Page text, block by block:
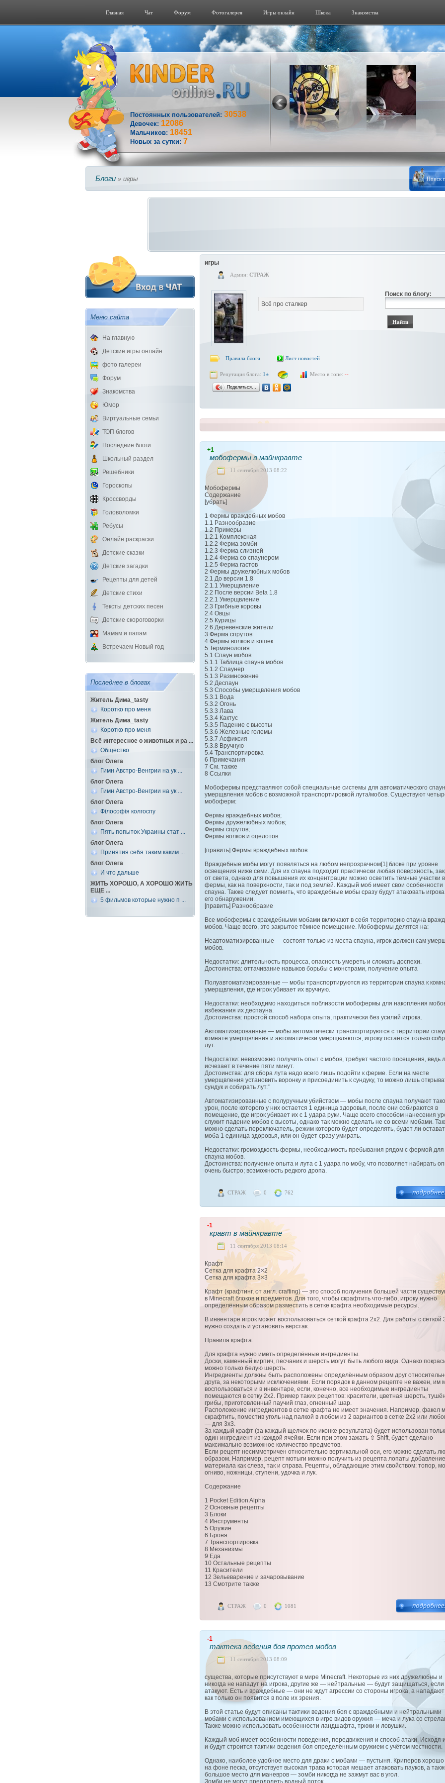
Главная Чат Форум Фотогалерeя Игры онлайн Школа Знакомства
Постоянных пользователей: 30538
Девочек: 12086
Мальчиков: 18451
Новых за сутки: 7
Блоги » игры
Меню сайта
На главную
Детские игры онлайн
фото галереи
Форум
Знакомства
Юмор
Виртуальные семьи
ТОП блогов
Последние блоги
Школьный раздел
Решебники
Гороскопы
Кроссворды
Головоломки
Ребусы
Онлайн раскраски
Детские сказки
Детские загадки
Рецепты для детей
Детские стихи
Тексты детских песен
Детские скороговорки
Мамам и папам
Встречаем Новый год
Последнее в блогах
Житель Дима_tasty
Коротко про меня
Житель Дима_tasty
Коротко про меня
Всё интересное о животных и ра ...
Общество
блог Олега
Гимн Австро-Венгрии на ук ...
блог Олега
Гимн Австро-Венгрии на ук ...
блог Олега
Філософія колгоспу
блог Олега
Пять попыток Украины стат ...
блог Олега
Принятия себя таким каким ...
блог Олега
И что дальше
ЖИТЬ ХОРОШО, А ХОРОШО ЖИТЬ
ЕЩЕ ...
5 фильмов которые нужно п ...
игры
Админ: СТРАЖ
Всё про сталкер
Поиск по блогу:
Правила блога Лист новостей
Репутация блога: 1± Место в топе: --
Поделиться…
+1
мобофермы в майнкравте
11 сентября 2013 08:22
Мобофермы
Содержание
[убрать]
1 Фермы враждебных мобов
1.1 Разнообразие
1.2 Примеры
1.2.1 Комплексная
1.2.2 Ферма зомби
1.2.3 Ферма слизней
1.2.4 Ферма со спаунером
1.2.5 Ферма гастов
2 Фермы дружелюбных мобов
2.1 До версии 1.8
2.1.1 Умерщвление
2.2 После версии Beta 1.8
2.2.1 Умерщвление
2.3 Грибные коровы
2.4 Овцы
2.5 Курицы
2.6 Деревенские жители
3 Ферма спрутов
4 Фермы волков и кошек
5 Терминология
5.1 Спаун мобов
5.1.1 Таблица спауна мобов
5.1.2 Спаунер
5.1.3 Размножение
5.2 Деспаун
5.3 Способы умерщвления мобов
5.3.1 Вода
5.3.2 Огонь
5.3.3 Лава
5.3.4 Кактус
5.3.5 Падение с высоты
5.3.6 Железные големы
5.3.7 Асфиксия
5.3.8 Вручную
5.4 Транспортировка
6 Примечания
7 См. также
8 Ссылки
Мобофермы представляют собой специальные системы для автоматического
умерщвления мобов с возможной транспортировкой лута/мобов. Существуют
мобоферм:
Фермы враждебных мобов;
Фермы дружелюбных мобов;
Фермы спрутов;
Фермы волков и оцелотов.
[править] Фермы враждебных мобов
Враждебные мобы могут появляться на любом непрозрачном[1] блоке при уровне
освещения ниже семи. Для их спауна подходит практически любая поверхность,
от света, однако для повышения их концентрации можно осветить тёмные участки
фермы, как на поверхности, так и под землёй. Каждый моб имеет свои особенности
спауна. Также следует помнить, что враждебные мобы сразу будут атаковать
его обнаружении.
[править] Разнообразие
Все мобофермы с враждебными мобами включают в себя территорию спауна
мобов. Чаще всего, это закрытое тёмное помещение. Мобофермы делятся на:
Неавтоматизированные — состоят только из места спауна, игрок должен сам
мобов.
Недостатки: длительность процесса, опасность умереть и сломать доспехи.
Достоинства: оттачивание навыков борьбы с монстрами, получение опыта
Полуавтоматизированные — мобы транспортируются из территории спауна к
умерщвления, где игрок убивает их вручную.
Недостатки: необходимо находиться поблизости мобофермы для накопления
избежания их деспауна.
Достоинства: простой способ набора опыта, практически без усилий игрока.
Автоматизированные — мобы автоматически транспортируются с территории
комнате умерщвления и автоматически умерщвляются, игроку остаётся только
лут.
Недостатки: невозможно получить опыт с мобов, требует частого посещения, ведь
исчезает в течение пяти минут.
Достоинства: для сбора лута надо всего лишь подойти к ферме. Если на месте
умерщвления установить воронку и присоединить к сундуку, то можно лишь
сундук и собирать лут.“
Автоматизированные с полуручным убийством — мобы после спауна получают
урон, после которого у них остается 1 единица здоровья, после они собираются в
помещение, где игрок убивает их с 1 удара руки. Чаще всего способом нанесения
служит падение мобов с высоты, однако так можно сделать не со всеми мобами.
можно сделать переключатель, режим которого будет определять, будет ли
моба 1 единица здоровья, или он будет сразу умирать.
Недостатки: громоздкость фермы, необходимость пребывания рядом с фермой для
спауна мобов.
Достоинства: получение опыта и лута с 1 удара по мобу, что позволяет набирать
очень быстро; возможность редкого дропа.
СТРАЖ 0 762
-1
кравт в майнкравте
11 сентября 2013 08:14
Крафт
Сетка для крафта 2×2
Сетка для крафта 3×3
Крафт (крафтинг, от англ. crafting) — это способ получения большей части
в Minecraft блоков и предметов. Для того, чтобы скрафтить что-либо, игроку нужно
определённым образом разместить в сетке крафта необходимые ресурсы.
В инвентаре игрок может воспользоваться сеткой крафта 2х2. Для работы с сеткой
нужно создать и установить верстак.
Правила крафта:
Для крафта нужно иметь определённые ингредиенты.
Доски, каменный кирпич, песчаник и шерсть могут быть любого вида. Однако
можно только белую шерсть.
Ингредиенты должны быть расположены определённым образом друг
друга, за некоторыми исключениями. Если порядок в данном рецепте не важен, им
воспользоваться и в инвентаре, если, конечно, все необходимые ингредиенты
помещаются в сетку 2х2. Пример таких рецептов: красители, цветная шерсть,
грибы, приготовленный паучий глаз, огненный шар.
Расположение ингредиентов в сетке крафта не имеет значения. Например, факел
скрафтить, поместив уголь над палкой в любом из 2 вариантов в сетке 2х2 или
— для 3х3.
За каждый крафт (за каждый щелчок по иконке результата) будет использован
один ингредиент из каждой ячейки. Если при этом зажать ⇧ Shift, будет сделано
максимально возможное количество предметов.
Если рецепт несимметричен относительно вертикальной оси, его можно сделать
образом. Например, рецепт мотыги можно получить из рецепта лопаты
материала как слева, так и справа. Рецепты, обладающие этим свойством: топор,
огниво, ножницы, ступени, удочка и лук.
Содержание
1 Pocket Edition Alpha
2 Основные рецепты
3 Блоки
4 Инструменты
5 Оружие
6 Броня
7 Транспортировка
8 Механизмы
9 Еда
10 Остальные рецепты
11 Красители
12 Зельеварение и зачаровывание
13 Смотрите также
СТРАЖ 0 1081
-1
тактека ведения боя протев мобов
11 сентября 2013 08:09
существа, которые присутствуют в мире Minecraft. Некоторые из них дружелюбны и
никогда не нападут на игрока, другие же — нейтральные — будут защищаться, если
атакуют. Есть и враждебные — они не ждут агрессии со стороны игрока, а нападают
как только он появится в поле их зрения.
В этой статье будут описаны тактики ведения боя с враждебными и нейтральными
мобами с использованием имеющихся в игре видов оружия — меча и лука со
Также можно использовать особенности ландшафта, трюки и ловушки.
Каждый моб имеет особенности поведения, передвижения и способ атаки. Исходя
и будут строится тактики ведения боя определённым оружием с учётом местности.
Однако, наиболее удобное место для драки с мобами — пустыня. Криперов хорошо
на фоне песка, отсутствует высокая трава которая мешает атаковать пауков, а
большое место для маневров — зомби никогда не зажмут вас в угол.
Зомби не могут преодолеть водный поток